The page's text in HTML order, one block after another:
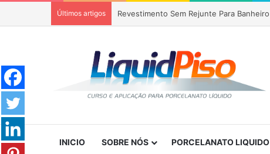
Últimos artigos Piso Epóxi em Banheiro Anália Franco SP
INICIO SOBRE NÓS PORCELANATO LIQUIDO